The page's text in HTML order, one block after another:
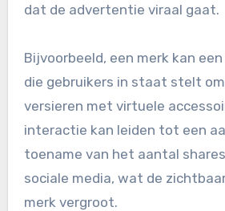
dat de advertentie viraal gaat.
Bijvoorbeeld, een merk kan
die gebruikers in staat stelt
versieren met virtuele
interactie kan leiden tot een
toename van het aantal
sociale media, wat de
merk vergroot.